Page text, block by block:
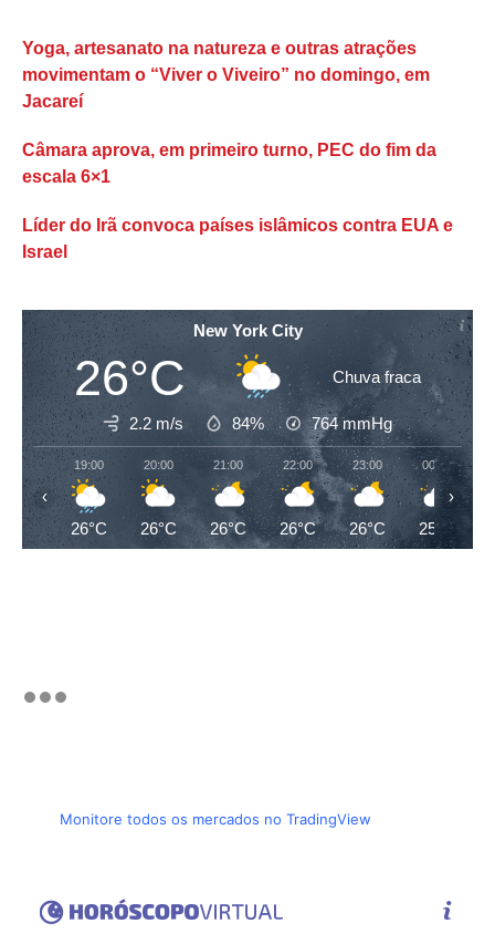
Yoga, artesanato na natureza e outras atrações
movimentam o “Viver o Viveiro” no domingo, em
Jacareí
Câmara aprova, em primeiro turno, PEC do fim da
escala 6×1
Líder do Irã convoca países islâmicos contra EUA e
Israel
New York City
26°C Chuva fraca
2.2 m/s 84% 764mmHg
19:00
26°C
20:00
26°C
21:00
26°C
22:00
26°C
23:00
26°C
00:00
25°C
‹ ›
Monitore todos os mercados no TradingView